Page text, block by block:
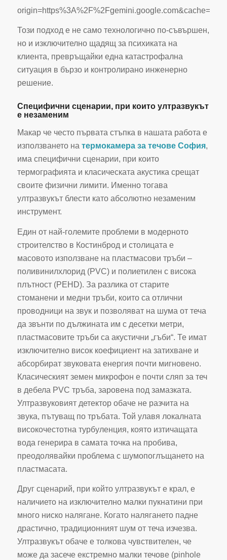
origin=https%3A%2F%2Fgemini.google.com&cache=1
Този подход е не само технологично по-съвършен,
но и изключително щадящ за психиката на
клиента, превръщайки една катастрофална
ситуация в бързо и контролирано инженерно
решение.
Специфични сценарии, при които ултразвукът
е незаменим
Макар че често първата стъпка в нашата работа е
използването на термокамера за течове София,
има специфични сценарии, при които
термографията и класическата акустика срещат
своите физични лимити. Именно тогава
ултразвукът блести като абсолютно незаменим
инструмент.
Един от най-големите проблеми в модерното
строителство в Костинброд и столицата е
масовото използване на пластмасови тръби –
поливинилхлорид (PVC) и полиетилен с висока
плътност (PEHD). За разлика от старите
стоманени и медни тръби, които са отлични
проводници на звук и позволяват на шума от теча
да звънти по дължината им с десетки метри,
пластмасовите тръби са акустични „гъби“. Те имат
изключително висок коефициент на затихване и
абсорбират звуковата енергия почти мигновено.
Класическият земен микрофон е почти сляп за теч
в дебела PVC тръба, заровена под замазката.
Ултразвуковият детектор обаче не разчита на
звука, пътуващ по тръбата. Той улавя локалната
високочестотна турбуленция, която изтичащата
вода генерира в самата точка на пробива,
преодолявайки проблема с шумопоглъщането на
пластмасата.
Друг сценарий, при който ултразвукът е крал, е
наличието на изключително малки пукнатини при
много ниско налягане. Когато налягането падне
драстично, традиционният шум от теча изчезва.
Ултразвукът обаче е толкова чувствителен, че
може да засече екстремно малки течове (pinhole